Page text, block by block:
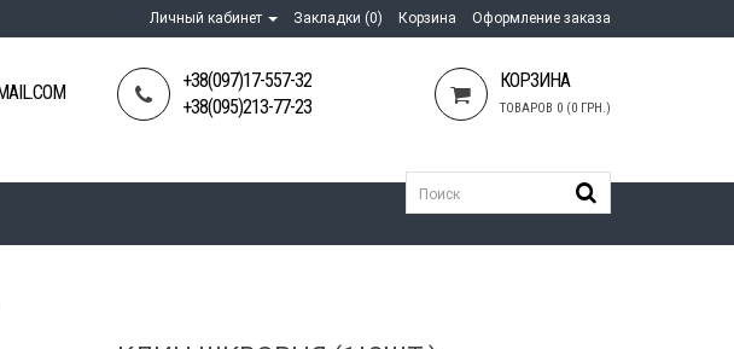
Личный кабинет Закладки (0) Корзина Оформление заказа
+38(097)17-557-32
+38(095)213-77-23
КОРЗИНА
ТОВАРОВ 0 (0 ГРН.)